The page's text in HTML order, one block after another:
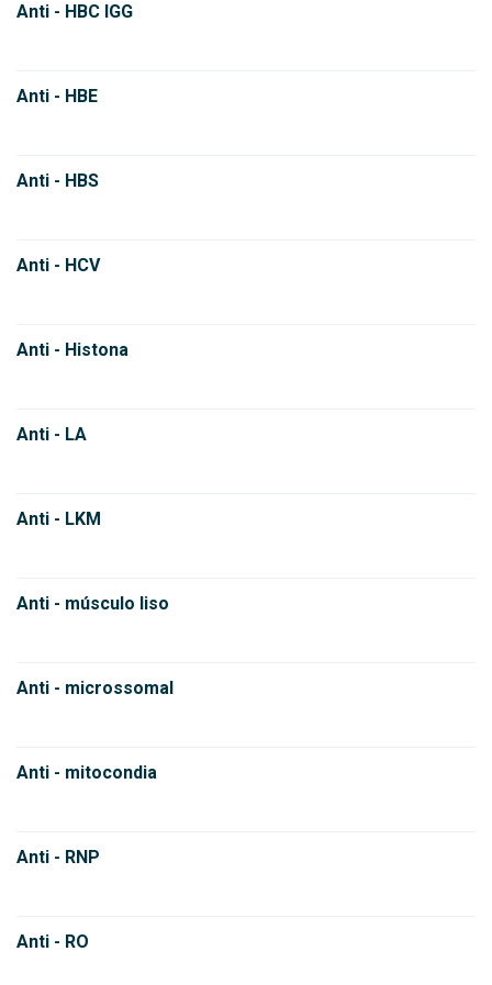
Anti - HBC IGG
Anti - HBE
Anti - HBS
Anti - HCV
Anti - Histona
Anti - LA
Anti - LKM
Anti - músculo liso
Anti - microssomal
Anti - mitocondia
Anti - RNP
Anti - RO